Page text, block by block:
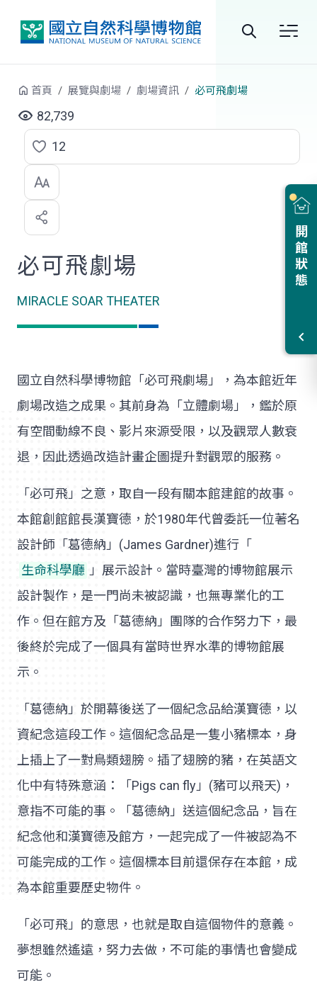
站
尋
開館狀態
首頁 展覽與劇場 劇場資訊 必可飛劇場
82,739
點
選
喜
歡
12
必可飛劇場
MIRACLE SOAR THEATER
國立自然科學博物館「必可飛劇場」，為本館近年
劇場改造之成果。其前身為「立體劇場」，鑑於原
有空間動線不良、影片來源受限，以及觀眾人數衰
退，因此透過改造計畫企圖提升對觀眾的服務。
「必可飛」之意，取自一段有關本館建館的故事。
本館創館館長漢寶德，於1980年代曾委託一位著名
設計師「葛德納」(James Gardner)進行「
生命科學廳 」展示設計。當時臺灣的博物館展示
設計製作，是一門尚未被認識，也無專業化的工
作。但在館方及「葛德納」團隊的合作努力下，最
後終於完成了一個具有當時世界水準的博物館展
示。
「葛德納」於開幕後送了一個紀念品給漢寶德，以
資紀念這段工作。這個紀念品是一隻小豬標本，身
上插上了一對鳥類翅膀。插了翅膀的豬，在英語文
化中有特殊意涵：「Pigs can fly」(豬可以飛天)，
意指不可能的事。「葛德納」送這個紀念品，旨在
紀念他和漢寶德及館方，一起完成了一件被認為不
可能完成的工作。這個標本目前還保存在本館，成
為本館重要歷史物件。
「必可飛」的意思，也就是取自這個物件的意義。
夢想雖然遙遠，努力去做，不可能的事情也會變成
可能。